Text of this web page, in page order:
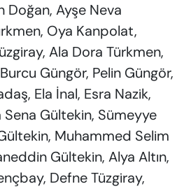
Doğan, Ayşe Neva
Oya Kanpolat,
Ala Dora Türkmen,
Güngör, Pelin Güngör,
Ela İnal, Esra Nazı̇k,
Sena Gültekı̇n, Sümeyye
Muhammed Selim
Gültekı̇n, Alya Altın,
Defne Tüzgı̇ray,